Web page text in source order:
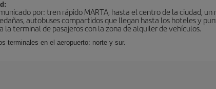
por: tren rápido MARTA, hasta el centro de la ciudad,
autobuses compartidos que llegan hasta los hoteles y
la terminal de pasajeros con la zona de alquiler de vehículos.
terminales en el aeropuerto: norte y sur.